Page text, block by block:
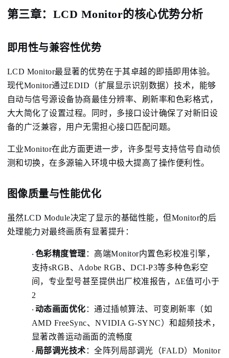
第三章：LCD Monitor的核心优势分析
即用性与兼容性优势
LCD Monitor最显著的优势在于其卓越的即插即用体验。
现代Monitor通过EDID（扩展显示识别数据）技术，能够
自动与信号源设备协商最佳分辨率、刷新率和色彩格式，
大大简化了设置过程。同时，多接口设计确保了对新旧设
备的广泛兼容，用户无需担心接口匹配问题。
工业Monitor在此方面更进一步，许多型号支持信号自动侦
测和切换，在多源输入环境中极大提高了操作便利性。
图像质量与性能优化
虽然LCD Module决定了显示的基础性能，但Monitor的后
处理能力对最终画质有显著提升：
· 色彩精度管理 ： 高端Monitor内置色彩校准引擎，
支持sRGB、Adobe RGB、DCI-P3等多种色彩空
间，专业型号甚至提供出厂校准报告，ΔE值可小于
2
· 动态画面优化 ：通过插帧算法、可变刷新率（如
AMD FreeSync、NVIDIA G-SYNC）和超频技术，
显著改善运动画面的流畅度
· 局部调光技术 ：全阵列局部调光（FALD）Monitor